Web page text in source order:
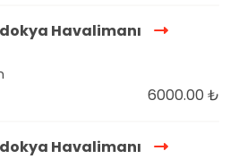
Havalimanı
6000.00 ₺
Havalimanı